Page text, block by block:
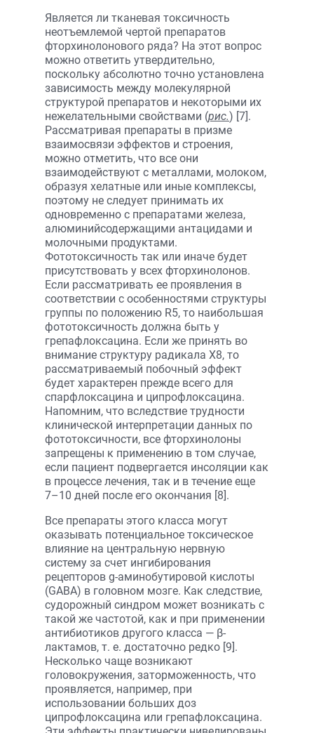
Является ли тканевая токсичность
неотъемлемой чертой препаратов
фторхинолонового ряда? На этот вопрос
можно ответить утвердительно,
поскольку абсолютно точно установлена
зависимость между молекулярной
структурой препаратов и некоторыми их
нежелательными свойствами (рис.) [7].
Рассматривая препараты в призме
взаимосвязи эффектов и строения,
можно отметить, что все они
взаимодействуют с металлами, молоком,
образуя хелатные или иные комплексы,
поэтому не следует принимать их
одновременно с препаратами железа,
алюминийсодержащими антацидами и
молочными продуктами.
Фототоксичность так или иначе будет
присутствовать у всех фторхинолонов.
Если рассматривать ее проявления в
соответствии с особенностями структуры
группы по положению R5, то наибольшая
фототоксичность должна быть у
грепафлоксацина. Если же принять во
внимание структуру радикала Х8, то
рассматриваемый побочный эффект
будет характерен прежде всего для
спарфлоксацина и ципрофлоксацина.
Напомним, что вследствие трудности
клинической интерпретации данных по
фототоксичности, все фторхинолоны
запрещены к применению в том случае,
если пациент подвергается инсоляции как
в процессе лечения, так и в течение еще
7–10 дней после его окончания [8].
Все препараты этого класса могут
оказывать потенциальное токсическое
влияние на центральную нервную
систему за счет ингибирования
рецепторов g-аминобутировой кислоты
(GABA) в головном мозге. Как следствие,
судорожный синдром может возникать с
такой же частотой, как и при применении
антибиотиков другого класса — β-
лактамов, т. е. достаточно редко [9].
Несколько чаще возникают
головокружения, заторможенность, что
проявляется, например, при
использовании больших доз
ципрофлоксацина или грепафлоксацина.